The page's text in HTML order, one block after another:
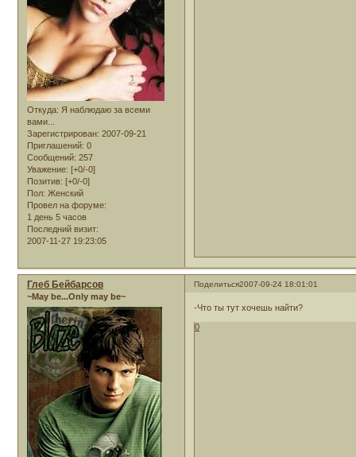
Откуда: Я наблюдаю за всеми
вами...
Зарегистрирован: 2007-09-21
Приглашений: 0
Сообщений: 257
Уважение: [+0/-0]
Позитив: [+0/-0]
Пол: Женский
Провел на форуме:
1 день 5 часов
Последний визит:
2007-11-27 19:23:05
Поделиться2007-09-24 18:01:01
Глеб Бейбарсов
~May be...Only may be~
-Что ты тут хочешь найти?
0